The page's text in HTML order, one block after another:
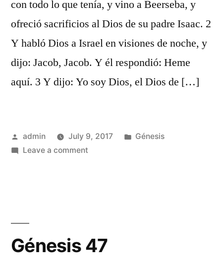
con todo lo que tenía, y vino a Beerseba, y
ofreció sacrificios al Dios de su padre Isaac. 2
Y habló Dios a Israel en visiones de noche, y
dijo: Jacob, Jacob. Y él respondió: Heme
aquí. 3 Y dijo: Yo soy Dios, el Dios de […]
Posted
by
admin July 9, 2017
Posted
Génesis
Leave a commenton
Génesis 47